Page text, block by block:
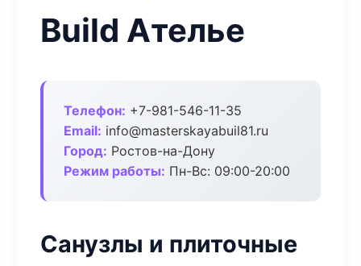
Build Ателье
Телефон: +7-981-546-11-35
Email: info@masterskayabuil81.ru
Город: Ростов-на-Дону
Режим работы: Пн-Вс: 09:00-20:00
Санузлы и плиточные